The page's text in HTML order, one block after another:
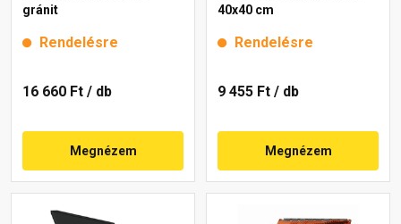
gránit
Rendelésre
16 660 Ft / db
Megnézem
40x40 cm
Rendelésre
9 455 Ft / db
Megnézem